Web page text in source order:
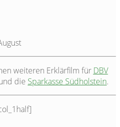
weiteren Erklärfilm für DBV
die Sparkasse Südholstein.